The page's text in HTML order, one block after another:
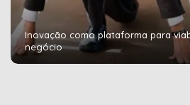
Inovação como plataforma para
negócio